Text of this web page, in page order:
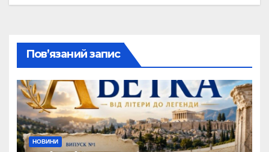
записів
Пов’язаний запис
НОВИНИ